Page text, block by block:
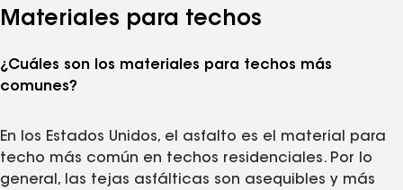
Materiales para techos
¿Cuáles son los materiales para techos más
comunes?
En los Estados Unidos, el asfalto es el material para
techo más común en techos residenciales. Por lo
general, las tejas asfálticas son asequibles y más